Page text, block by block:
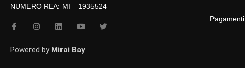
NUMERO REA: MI – 1935524
F
a
e
b
I
n
t
a
L
i
k
e
Y
o
t
u
T
w
Powered by Mirai Bay
Pagamenti